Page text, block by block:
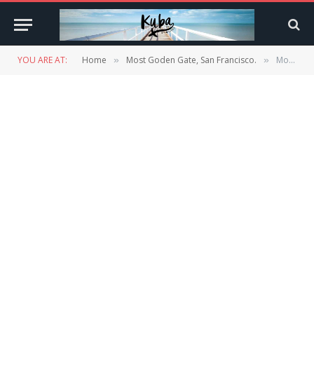
YOU ARE AT: Home » Most Goden Gate, San Francisco. » Most Goden Gate, San Francisco.